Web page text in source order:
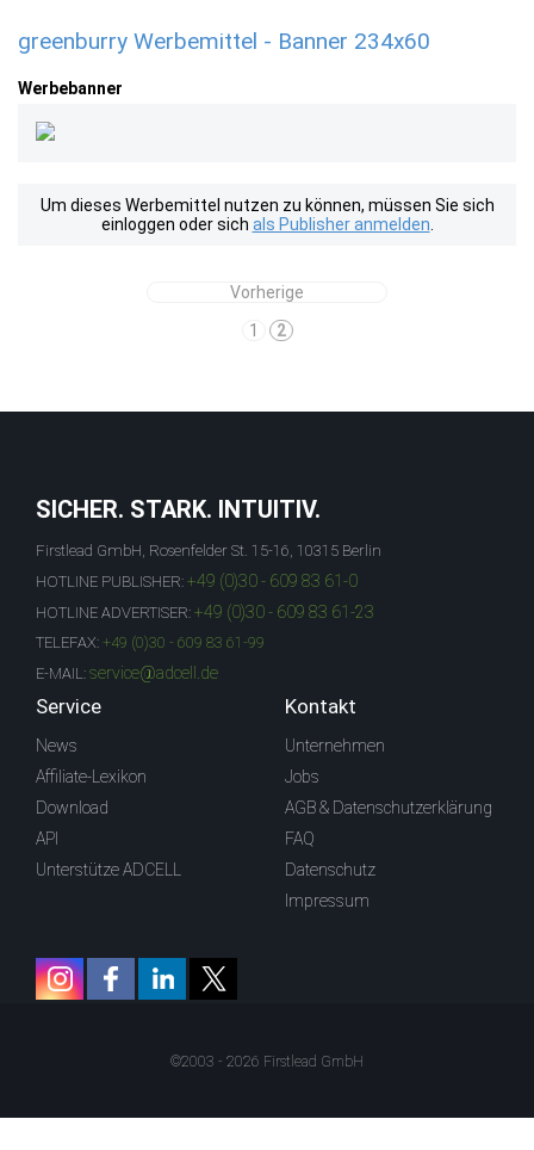
greenburry Werbemittel - Banner 234x60
Werbebanner
Um dieses Werbemittel nutzen zu können, müssen Sie sich
einloggen oder sich als Publisher anmelden
Vorherige
1
2
SICHER. STARK. INTUITIV.
Firstlead GmbH, Rosenfelder St. 15-16, 10315 Berlin
HOTLINE PUBLISHER: +49 (0)30 - 609 83 61-0
HOTLINE ADVERTISER: +49 (0)30 - 609 83 61-23
TELEFAX: +49 (0)30 - 609 83 61-99
E-MAIL: service@adcell.de
Service
News
Affiliate-Lexikon
Download
API
Unterstütze ADCELL
Kontakt
Unternehmen
Jobs
AGB & Datenschutzerklärung
FAQ
Datenschutz
Impressum
©2003 - 2026 Firstlead GmbH